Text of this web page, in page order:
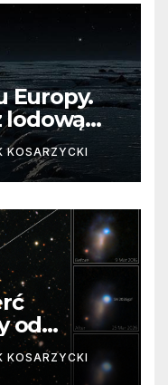
Europy.
lodową
KOSARZYCKI
od
KOSARZYCKI